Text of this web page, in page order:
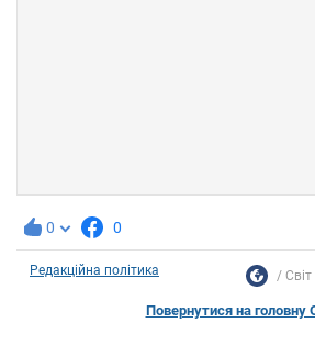
0 0
Редакційна політика Світ
Повернутися на головну